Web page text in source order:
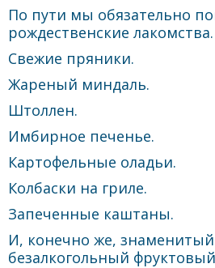
По пути мы обязательно
рождественские лакомства.
Свежие пряники.
Жареный миндаль.
Штоллен.
Имбирное печенье.
Картофельные оладьи.
Колбаски на гриле.
Запеченные каштаны.
И, конечно же,
безалкогольный